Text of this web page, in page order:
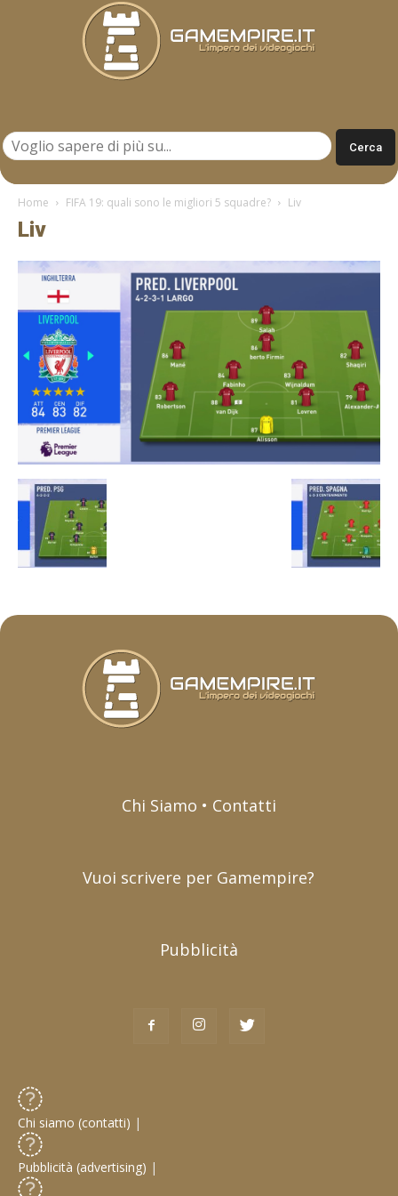
Home FIFA 19: quali sono le migliori 5 squadre? Liv
Liv
Chi Siamo • Contatti
Vuoi scrivere per Gamempire?
Pubblicità
Chi siamo (contatti) |
Pubblicità (advertising) |